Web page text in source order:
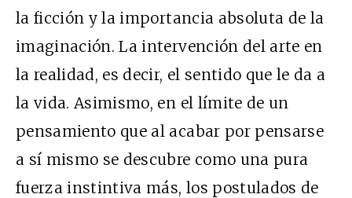
la ficción y la importancia absoluta de la
imaginación. La intervención del arte en
la realidad, es decir, el sentido que le da a
la vida. Asimismo, en el límite de un
pensamiento que al acabar por pensarse
a sí mismo se descubre como una pura
fuerza instintiva más, los postulados de